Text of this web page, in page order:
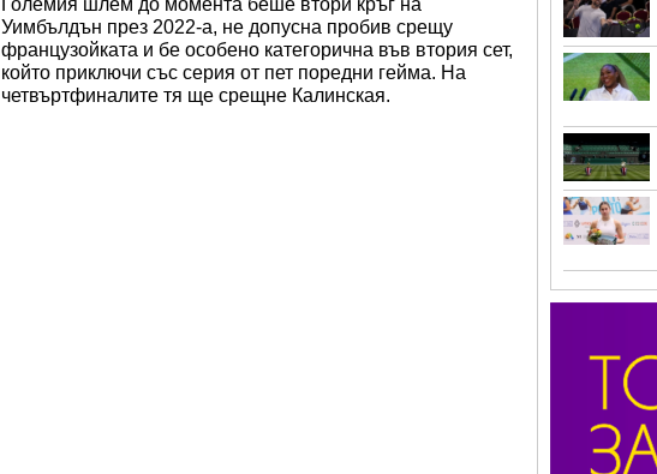
Големия шлем до момента беше втори кръг на
Уимбълдън през 2022-а, не допусна пробив срещу
французойката и бе особено категорична във втория сет,
който приключи със серия от пет поредни гейма. На
четвъртфиналите тя ще срещне Калинская.